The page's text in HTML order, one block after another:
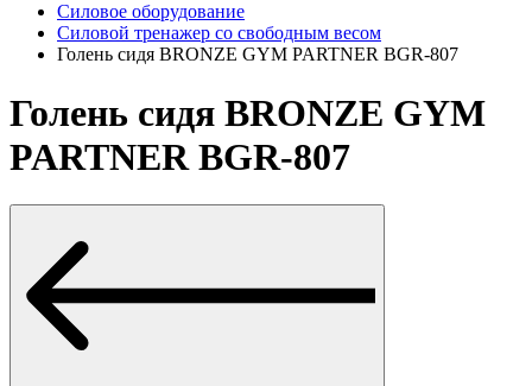
Силовое оборудование
Силовой тренажер со свободным весом
Голень сидя BRONZE GYM PARTNER BGR-807
Голень сидя BRONZE GYM
PARTNER BGR-807